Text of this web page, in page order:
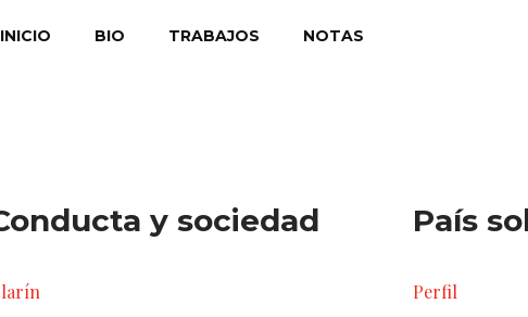
INICIO BIO TRABAJOS NOTAS
y sociedad País
Perfil